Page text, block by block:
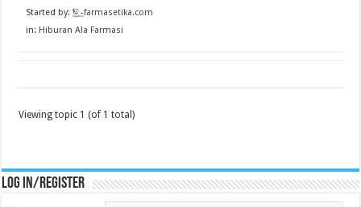
Started by:
farmasetika.com
in: Hiburan Ala Farmasi
Viewing topic 1 (of 1 total)
Log in/register